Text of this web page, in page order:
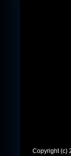
Copyright (c)